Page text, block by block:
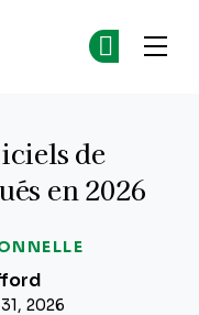
de
en 2026
2026